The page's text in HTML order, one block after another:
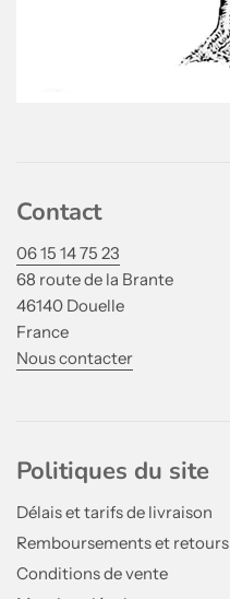
Contact
06 15 14 75 23
68 route de la Brante
46140 Douelle
France
Nous contacter
Politiques du site
Délais et tarifs de livraison
Remboursements et retours
Conditions de vente